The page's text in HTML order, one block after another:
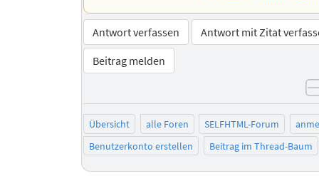
Antwort verfassen
Antwort mit Zitat
Beitrag melden
Übersicht alle Foren SELFHTML-Forum
Benutzerkonto erstellen
Beitrag im Thread-Baum